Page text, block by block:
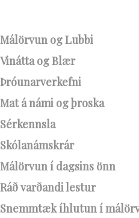
Málörvun og Lubbi
Vinátta og Blær
Þróunarverkefni
Mat á námi og þroska
Sérkennsla
Skólanámskrár
Málörvun í dagsins önn
Ráð varðandi lestur
Snemmtæk íhlutun í